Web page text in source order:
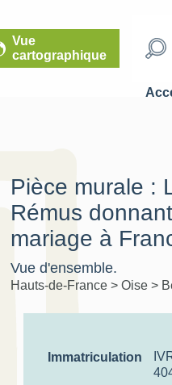
Vue
cartographique
Pièce murale :
Rémus
mariage à
Vue d'ensemble.
Hauts-de-France > Oise >
Immatriculation